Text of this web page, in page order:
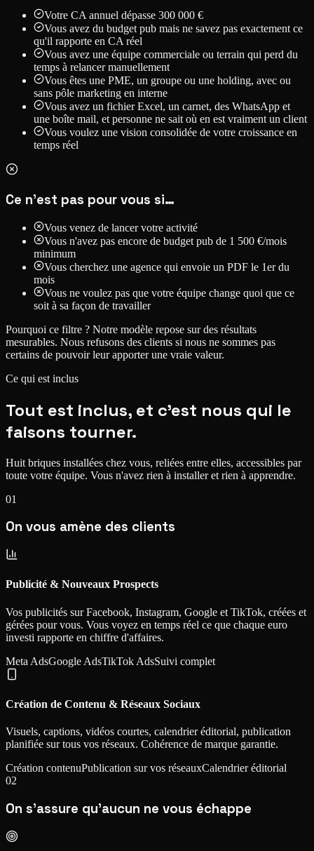
Votre CA annuel dépasse 300 000 €
Vous avez du budget pub mais ne savez pas exactement ce
qu'il rapporte en CA réel
Vous avez une équipe commerciale ou terrain qui perd du
temps à relancer manuellement
Vous êtes une PME, un groupe ou une holding, avec ou
sans pôle marketing en interne
Vous avez un fichier Excel, un carnet, des WhatsApp et
une boîte mail, et personne ne sait où en est vraiment un client
Vous voulez une vision consolidée de votre croissance en
temps réel
Ce n'est pas pour vous si…
Vous venez de lancer votre activité
Vous n'avez pas encore de budget pub de 1 500 €/mois
minimum
Vous cherchez une agence qui envoie un PDF le 1er du
mois
Vous ne voulez pas que votre équipe change quoi que ce
soit à sa façon de travailler
Pourquoi ce filtre ? Notre modèle repose sur des résultats
mesurables. Nous refusons des clients si nous ne sommes pas
certains de pouvoir leur apporter une vraie valeur.
Ce qui est inclus
Tout est inclus, et c'est nous qui le
faisons tourner.
Huit briques installées chez vous, reliées entre elles, accessibles par
toute votre équipe. Vous n'avez rien à installer et rien à apprendre.
01
On vous amène des clients
Publicité & Nouveaux Prospects
Vos publicités sur Facebook, Instagram, Google et TikTok, créées et
gérées pour vous. Vous voyez en temps réel ce que chaque euro
investi rapporte en chiffre d'affaires.
Meta AdsGoogle AdsTikTok AdsSuivi complet
Création de Contenu & Réseaux Sociaux
Visuels, captions, vidéos courtes, calendrier éditorial, publication
planifiée sur tous vos réseaux. Cohérence de marque garantie.
Création contenuPublication sur vos réseauxCalendrier éditorial
02
On s'assure qu'aucun ne vous échappe